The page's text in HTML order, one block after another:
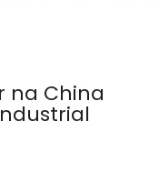
na China